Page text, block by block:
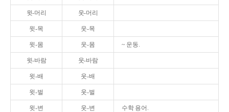
윗-머리 웃-머리
윗-목 웃-목
윗-몸 웃-몸 ~ 운동.
윗-바람 웃-바람
윗-배 웃-배
윗-벌 웃-벌
윗-변 웃-변 수학 용어.